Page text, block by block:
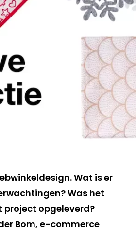
Wat is er
Was het
project opgeleverd?
Bom, e-commerce